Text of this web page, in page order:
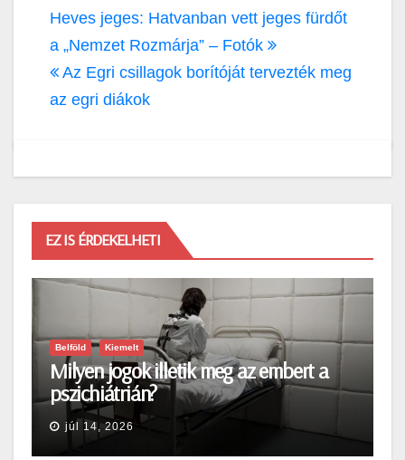
Bejegyzés
navigáció
Heves jeges: Hatvanban vett jeges fürdőt
a „Nemzet Rozmárja” – Fotók
Az Egri csillagok borítóját tervezték meg
az egri diákok
EZ IS ÉRDEKELHETI
Belföld Kiemelt
Milyen jogok illetik meg az embert a
pszichiátrián?
júl 14, 2026